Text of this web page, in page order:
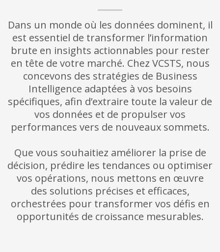
Dans un monde où les données dominent, il
est essentiel de transformer l’information
brute en insights actionnables pour rester
en tête de votre marché. Chez VCSTS, nous
concevons des stratégies de Business
Intelligence adaptées à vos besoins
spécifiques, afin d’extraire toute la valeur de
vos données et de propulser vos
performances vers de nouveaux sommets.
Que vous souhaitiez améliorer la prise de
décision, prédire les tendances ou optimiser
vos opérations, nous mettons en œuvre
des solutions précises et efficaces,
orchestrées pour transformer vos défis en
opportunités de croissance mesurables.